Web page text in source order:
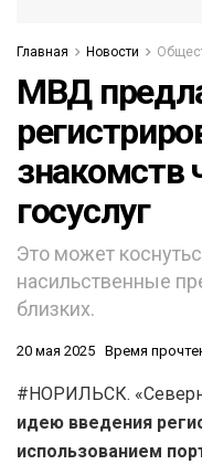
Главная Новости
МВД
знакомств
госуслуг
Это может
насильственные
близких.
20 мая 2025 Время
#НОРИЛЬСК.
идею введения
использованием